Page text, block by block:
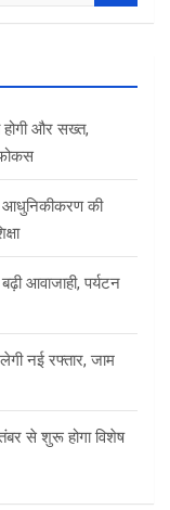
होगी और सख्त,
आधुनिकीकरण की
आवाजाही, पर्यटन
नई रफ्तार, जाम
से शुरू होगा विशेष